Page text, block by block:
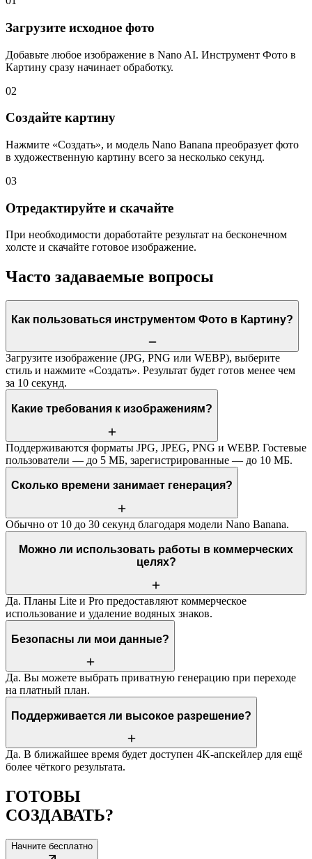
Загрузите исходное фото
Добавьте любое изображение в Nano AI. Инструмент Фото в
Картину сразу начинает обработку.
02
Создайте картину
Нажмите «Создать», и модель Nano Banana преобразует фото
в художественную картину всего за несколько секунд.
03
Отредактируйте и скачайте
При необходимости доработайте результат на бесконечном
холсте и скачайте готовое изображение.
Часто задаваемые вопросы
Как пользоваться инструментом Фото в Картину?
Загрузите изображение (JPG, PNG или WEBP), выберите
стиль и нажмите «Создать». Результат будет готов менее чем
за 10 секунд.
Какие требования к изображениям?
Поддерживаются форматы JPG, JPEG, PNG и WEBP. Гостевые
пользователи — до 5 МБ, зарегистрированные — до 10 МБ.
Сколько времени занимает генерация?
Обычно от 10 до 30 секунд благодаря модели Nano Banana.
Можно ли использовать работы в коммерческих
целях?
Да. Планы Lite и Pro предоставляют коммерческое
использование и удаление водяных знаков.
Безопасны ли мои данные?
Да. Вы можете выбрать приватную генерацию при переходе
на платный план.
Поддерживается ли высокое разрешение?
Да. В ближайшее время будет доступен 4K-апскейлер для ещё
более чёткого результата.
ГОТОВЫ
СОЗДАВАТЬ?
Начните бесплатно